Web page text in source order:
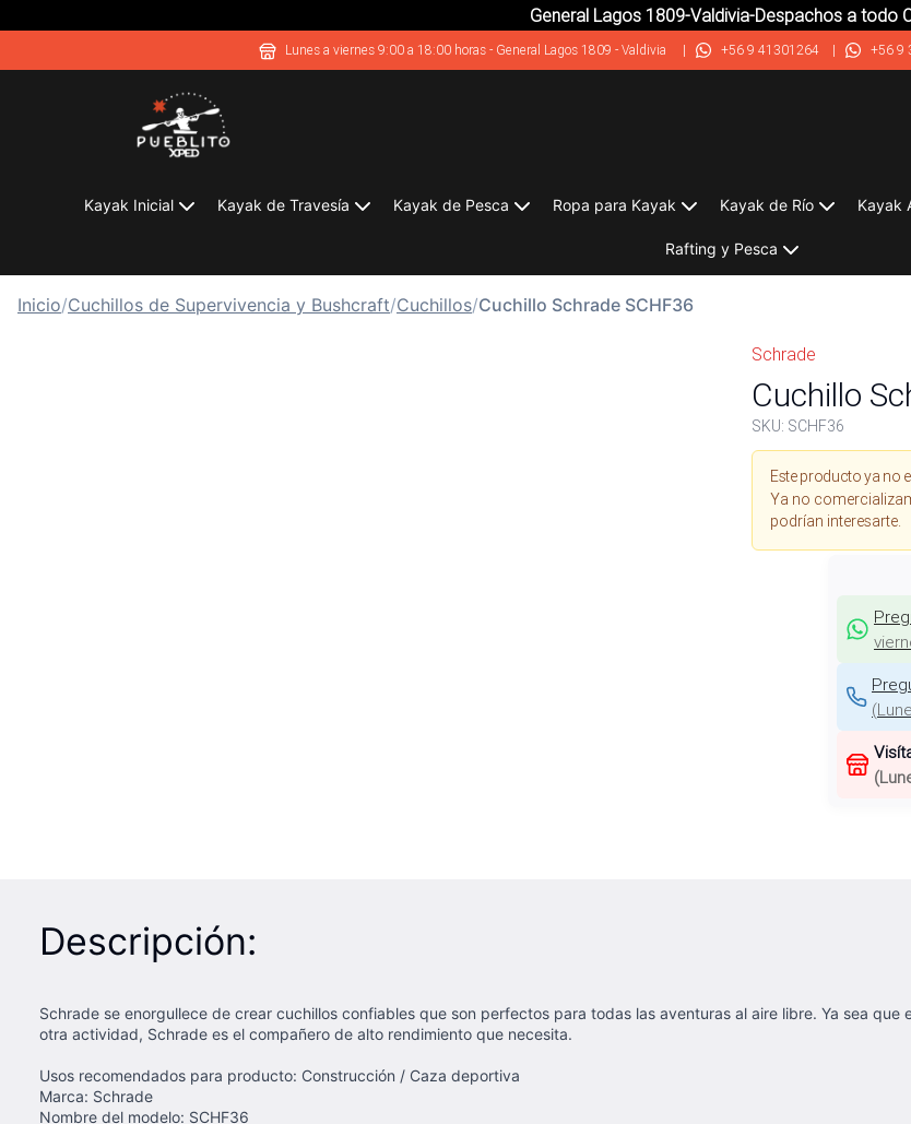
General Lagos 1809-Valdivia-Despachos a todo
Lunes a viernes 9:00 a 18:00 horas - General Lagos 1809 - Valdivia | +56 9 41301264 | +56 9
Kayak Inicial Kayak de Travesía Kayak de Pesca Ropa para Kayak Kayak de Río Kayak
Rafting y Pesca
Inicio/Cuchillos de Supervivencia y Bushcraft/Cuchillos/Cuchillo Schrade SCHF36
Schrade
Cuchillo
SKU: SCHF36
Este producto ya no
Ya no
podrían interesarte.
(
(
Descripción:
Schrade se enorgullece de crear cuchillos confiables que son perfectos para todas las aventuras al aire libre. Ya sea
otra actividad, Schrade es el compañero de alto rendimiento que necesita.
Usos recomendados para producto: Construcción / Caza deportiva
Marca: ‎Schrade
Nombre del modelo: ‎SCHF36